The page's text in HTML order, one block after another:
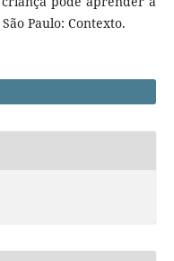
Paulo: Contexto.